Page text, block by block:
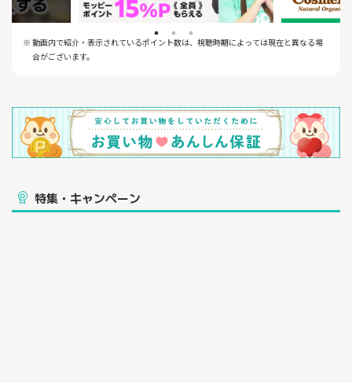
※ 動画内で紹介・表示されているポイント数は、視聴時期によっては現在と異なる場
合がございます。
特集・キャンペーン